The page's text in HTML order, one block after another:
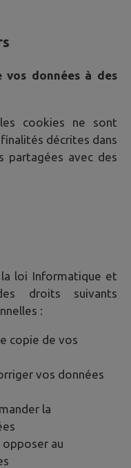
vos données à des
cookies ne sont
décrites dans
avec des
loi Informatique et
droits suivants
:
copie de vos
vos données
la
opposer au